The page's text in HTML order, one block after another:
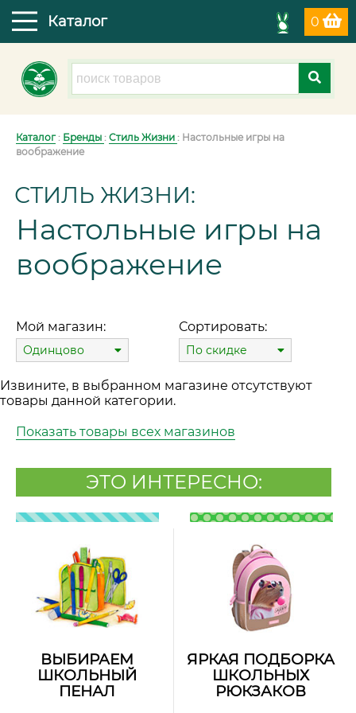
0
Каталог
Каталог: Бренды : Стиль Жизни : Настольные игры на
воображение
СТИЛЬ ЖИЗНИ:
Настольные игры на
воображение
Мой магазин:
Одинцово
Сортировать:
По скидке
Извините, в выбранном магазине отсутствуют
товары данной категории.
Показать товары всех магазинов
ЭТО ИНТЕРЕСНО:
ВЫБИРАЕМ
ШКОЛЬНЫЙ
ПЕНАЛ
ЯРКАЯ ПОДБОРКА
ШКОЛЬНЫХ
РЮКЗАКОВ